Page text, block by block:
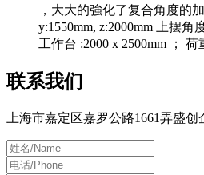
，大大的強化了复合角度的
y:1550mm, z:2000mm 上摆角
工作台 :2000 x 2500mm ； 荷
联系我们
上海市嘉定区嘉罗公路1661弄盛创